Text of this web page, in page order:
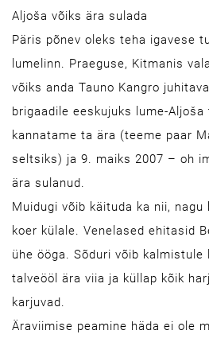
Aljoša võiks ära sulada
Päris põnev oleks teha igavese
lumelinn. Praeguse, Kitmanis
võiks anda Tauno Kangro
brigaadile eeskujuks lume-
kannatame ta ära (teeme paar
seltsiks) ja 9. maiks 2007 – oh
ära sulanud.
Muidugi võib käituda ka nii, nagu
koer külale. Venelased ehitasid
ühe ööga. Sõduri võib kalmistule
talveööl ära viia ja küllap kõik
karjuvad.
Äraviimise peamine häda ei ole